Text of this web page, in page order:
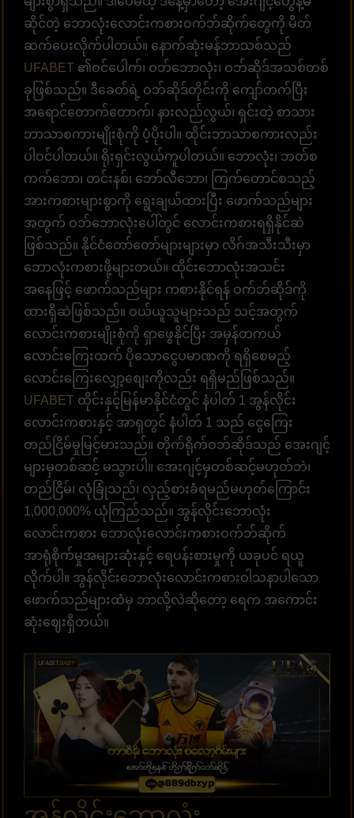
ဆိုင်တဲ့ ဘောလုံးလောင်းကစားဝက်ဘ်ဆိုက်တွေကို မိတ်
ဆက်ပေးလိုက်ပါတယ်။ နောက်ဆုံးမန်ဘာသစ်သည်
UFABET ၏ဝင်ပေါက်၊ ဝဘ်ဘောလုံး၊ ဝဘ်ဆိုဒ်အသစ်တစ်
ခုဖြစ်သည်။ ဒီခေတ်ရဲ့ ဝဘ်ဆိုဒ်တိုင်းကို ကျော်တက်ပြီး
အရောင်တောက်တောက်၊ နားလည်လွယ်၊ ရှင်းတဲ့ စာသား
ဘာသာစကားမျိုးစုံကို ပံ့ပိုးပါ။ ထိုင်းဘာသာစကားလည်း
ပါဝင်ပါတယ်။ ရိုးရှင်းလွယ်ကူပါတယ်။ ဘောလုံး၊ ဘတ်စ
ကက်ဘော၊ တင်းနစ်၊ ဘော်လီဘော၊ ကြက်တောင်စသည့်
အားကစားများစွာကို ရွေးချယ်ထားပြီး ဖောက်သည်များ
အတွက် ဝဘ်ဘောလုံးပေါ်တွင် လောင်းကစားရရှိနိုင်ဆဲ
ဖြစ်သည်။ နိုင်ငံတော်တော်များများမှာ လိဂ်အသီးသီးမှာ
ဘောလုံးကစားဖို့များတယ်။ ထိုင်းဘောလုံးအသင်း
အနေဖြင့် ဖောက်သည်များ ကစားနိုင်ရန် ဝက်ဘ်ဆိုဒ်ကို
ထားရှိဆဲဖြစ်သည်။ ဝယ်ယူသူများသည် သင့်အတွက်
လောင်းကစားမျိုးစုံကို ရှာဖွေနိုင်ပြီး အမှန်တကယ်
လောင်းကြေးထက် ပိုသောငွေပမာဏကို ရရှိစေမည့်
လောင်းကြေးလျှော့စျေးကိုလည်း ရရှိမည်ဖြစ်သည်။
UFABET ထိုင်းနှင့်မြန်မာနိုင်ငံတွင် နံပါတ် 1 အွန်လိုင်း
လောင်းကစားနှင့် အာရှတွင် နံပါတ် 1 သည် ငွေကြေး
တည်ငြိမ်မှုမြင့်မားသည်။ တိုက်ရိုက်ဝဘ်ဆိုဒ်သည် အေးဂျင့်
များမှတစ်ဆင့် မသွားပါ။ အေးဂျင့်မှတစ်ဆင့်မဟုတ်ဘဲ၊
တည်ငြိမ်၊ လုံခြုံသည်၊ လှည့်စားခံရမည်မဟုတ်ကြောင်း
1,000,000% ယုံကြည်သည်။ အွန်လိုင်းဘောလုံး
လောင်းကစား ဘောလုံးလောင်းကစားဝက်ဘ်ဆိုက်
အာရုံစိုက်မှုအများဆုံးနှင့် ရေပန်းစားမှုကို ယခုပင် ရယူ
လိုက်ပါ။ အွန်လိုင်းဘောလုံးလောင်းကစားဝါသနာပါသော
ဖောက်သည်များထံမှ ဘာလို့လဲဆိုတော့ ရေက အကောင်း
ဆုံးဈေးရှိတယ်။